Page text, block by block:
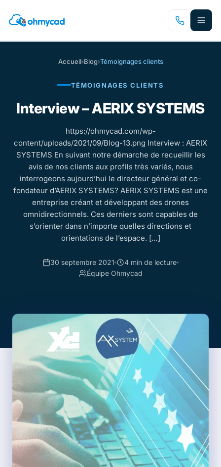
au
Accueil›Blog›Témoignages clients
TÉMOIGNAGES CLIENTS
Interview – AERIX SYSTEMS
https://ohmycad.com/wp-
content/uploads/2021/09/Blog-13.png Interview : AERIX
SYSTEMS En suivant notre démarche de recueillir les
avis de nos clients aux profils très variés, nous
interrogeons aujourd’hui le directeur général et co-
fondateur d’AERIX SYSTEMS? AERIX SYSTEMS est une
entreprise créant et développant des drones
omnidirectionnels. Ces derniers sont capables de
s’orienter dans n’importe quelles directions et
orientations de l’espace. […]
30 septembre 2021
4 min de lecture
Équipe Ohmycad